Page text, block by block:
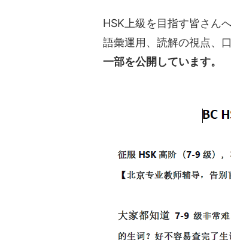
HSK上級を目指す皆さん
語彙運用、読解の視点、
一部を公開しています。